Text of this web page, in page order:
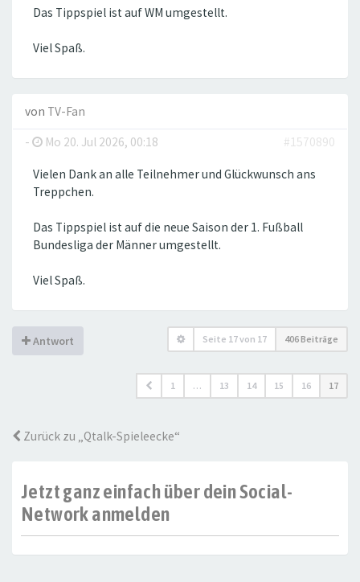
Das Tippspiel ist auf WM umgestellt.
Viel Spaß.
von TV-Fan
-
Mo 20. Jul 2026, 00:18 #1570890
Vielen Dank an alle Teilnehmer und Glückwunsch ans
Treppchen.
Das Tippspiel ist auf die neue Saison der 1. Fußball
Bundesliga der Männer umgestellt.
Viel Spaß.
Antwort Seite 17von 17 406 Beiträge
1 … 13 14 15 16 17
Zurück zu „Qtalk-Spieleecke“
Jetzt ganz einfach über dein Social-
Network anmelden